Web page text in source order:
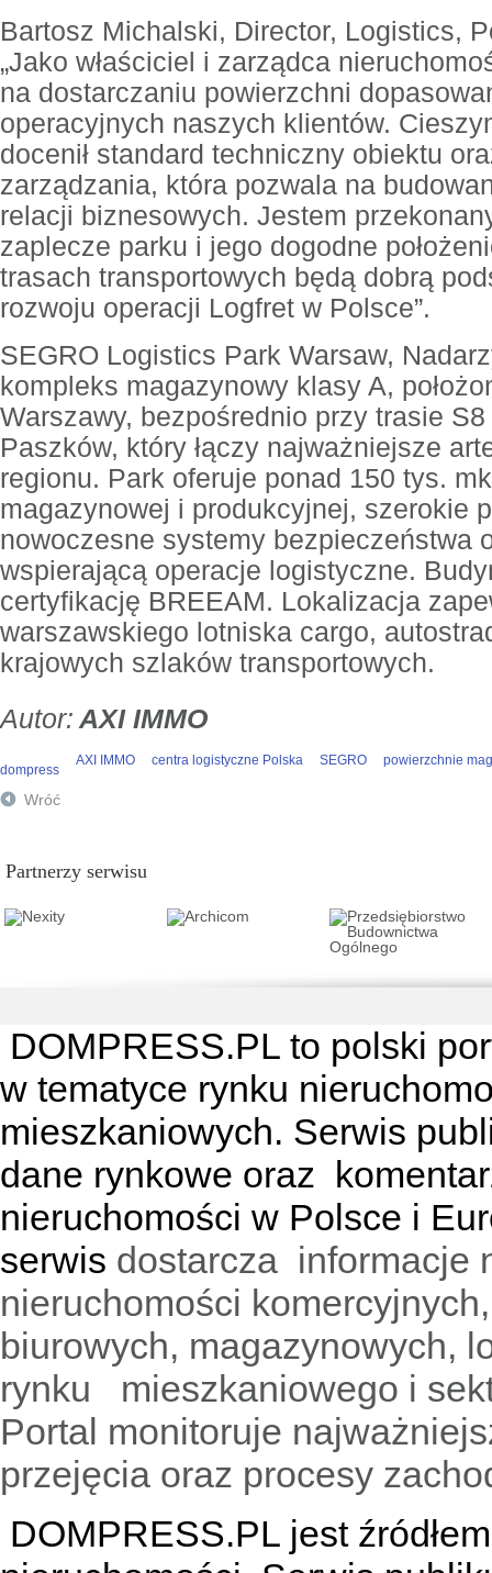
Bartosz Michalski, Director, Logistics,
„Jako właściciel i zarządca
na dostarczaniu powierzchni
operacyjnych naszych klientów.
docenił standard techniczny obiektu
zarządzania, która pozwala na
relacji biznesowych. Jestem
zaplecze parku i jego dogodne
trasach transportowych będą dobrą
rozwoju operacji Logfret w Polsce”.
SEGRO Logistics Park Warsaw,
kompleks magazynowy klasy A,
Warszawy, bezpośrednio przy trasie
Paszków, który łączy najważniejsze
regionu. Park oferuje ponad 150 tys.
magazynowej i produkcyjnej, szerokie
nowoczesne systemy bezpieczeństwa
wspierającą operacje logistyczne.
certyfikację BREEAM. Lokalizacja
warszawskiego lotniska cargo,
krajowych szlaków transportowych.
AXI IMMO
dompress
AXI IMMO centra logistyczne Polska SEGRO powierzchnie
Wróć
Partnerzy serwisu
DOMPRESS.PL to polski
w tematyce rynku
mieszkaniowych. Serwis
dane rynkowe oraz
nieruchomości w Polsce i
serwis dostarcza informacje
nieruchomości
biurowych, magazynowych,
rynku mieszkaniowego i
Portal monitoruje
przejęcia oraz procesy
DOMPRESS.PL jest